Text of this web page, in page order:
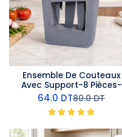
Ensemble De Couteaux
Avec Support-8 Pièces-
Gris
64.0 DT80.0DT